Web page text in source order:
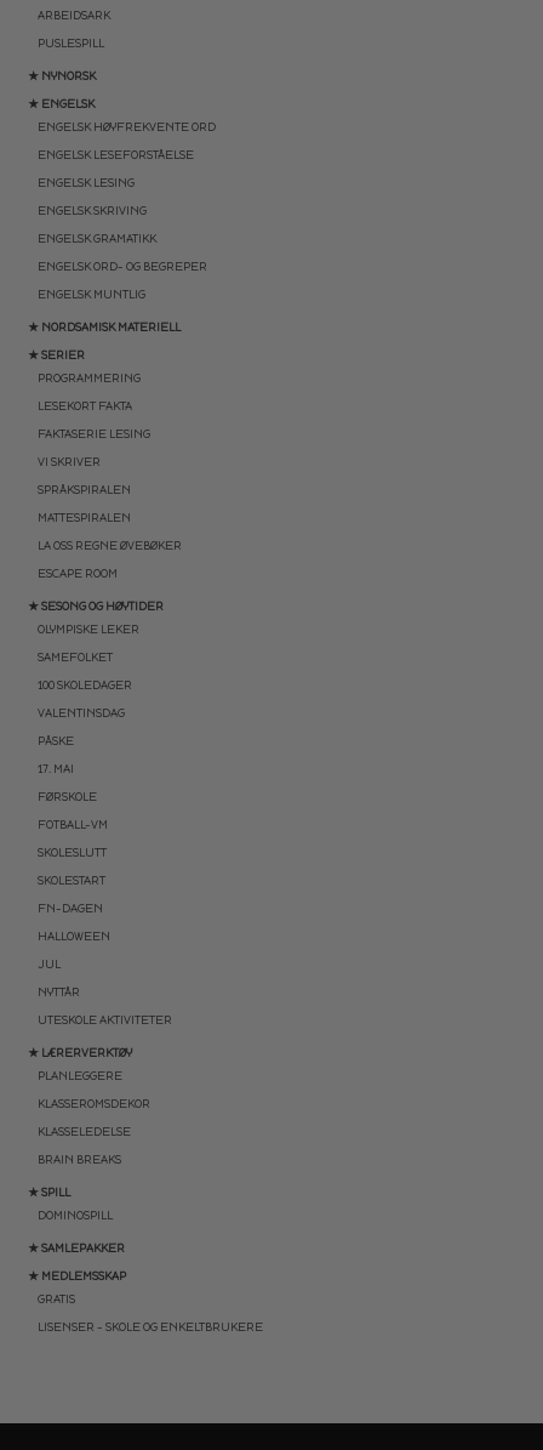
ARBEIDSARK
PUSLESPILL
★ NYNORSK
★ ENGELSK
ENGELSK HØYFREKVENTE ORD
ENGELSK LESEFORSTÅELSE
ENGELSK LESING
ENGELSK SKRIVING
ENGELSK GRAMATIKK
ENGELSK ORD- OG BEGREPER
ENGELSK MUNTLIG
★ NORDSAMISK MATERIELL
★ SERIER
PROGRAMMERING
LESEKORT FAKTA
FAKTASERIE LESING
VI SKRIVER
SPRÅKSPIRALEN
MATTESPIRALEN
LA OSS REGNE ØVEBØKER
ESCAPE ROOM
★ SESONG OG HØYTIDER
OLYMPISKE LEKER
SAMEFOLKET
100 SKOLEDAGER
VALENTINSDAG
PÅSKE
17. MAI
FØRSKOLE
FOTBALL-VM
SKOLESLUTT
SKOLESTART
FN-DAGEN
HALLOWEEN
JUL
NYTTÅR
UTESKOLE AKTIVITETER
★ LÆRERVERKTØY
PLANLEGGERE
KLASSEROMSDEKOR
KLASSELEDELSE
BRAIN BREAKS
★ SPILL
DOMINOSPILL
★ SAMLEPAKKER
★ MEDLEMSSKAP
GRATIS
LISENSER – SKOLE OG ENKELTBRUKERE